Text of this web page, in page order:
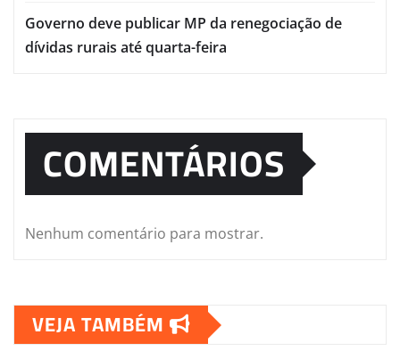
Governo deve publicar MP da renegociação de
dívidas rurais até quarta-feira
COMENTÁRIOS
Nenhum comentário para mostrar.
VEJA TAMBÉM